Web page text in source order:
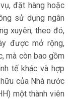
đặt hàng hoặc
sử dụng ngân
xuyên; theo đó,
được mở rộng,
mà còn bao gồm
tế khác và hợp
của Nhà nước
một thành viên